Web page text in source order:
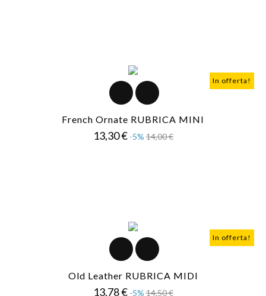
In offerta!
French Ornate RUBRICA MINI
13,30 € Prezzo
-5% 14,00 €Prezzo
In offerta!
Old Leather RUBRICA MIDI
13,78 € Prezzo
-5% 14,50 €Prezzo